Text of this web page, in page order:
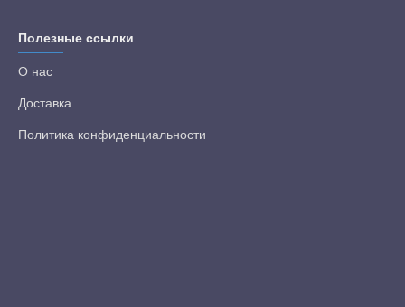
Полезные ссылки
О нас
Доставка
Политика конфиденциальности